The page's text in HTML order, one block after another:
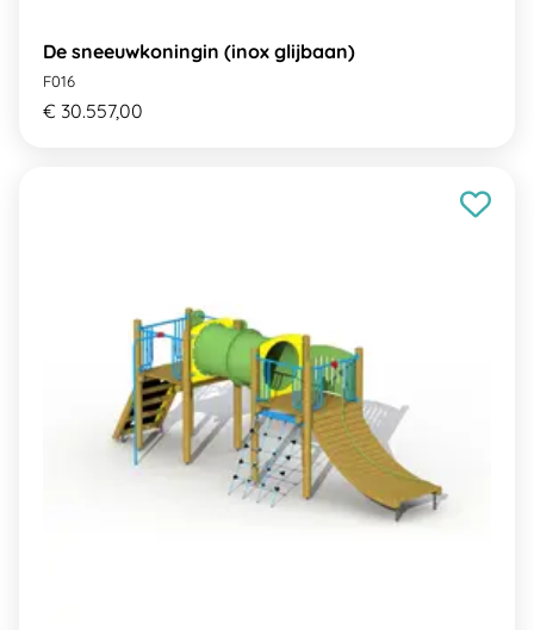
De sneeuwkoningin (inox glijbaan)
F016
€ 30.557,00